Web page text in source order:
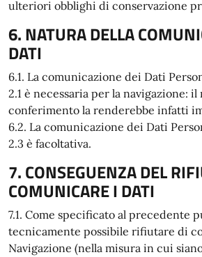
ulteriori obblighi di conservazione
6. NATURA DELLA
DATI
6.1. La comunicazione dei Dati
2.1 è necessaria per la navigazione: il
conferimento la renderebbe infatti
6.2. La comunicazione dei Dati
2.3 è facoltativa.
7. CONSEGUENZA DEL
COMUNICARE I DATI
7.1. Come specificato al precedente
tecnicamente possibile rifiutare di
Navigazione (nella misura in cui